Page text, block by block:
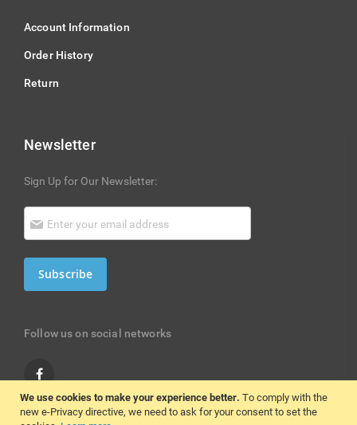
We use cookies to make your experience better. To comply with the
new e-Privacy directive, we need to ask for your consent to set the
Account Information
Order History
Return
Newsletter
Sign Up for Our Newsletter:
Subscribe
Follow us on social networks